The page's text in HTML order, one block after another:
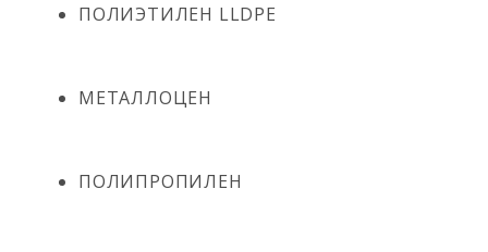
ПОЛИЭТИЛЕН LLDPE
МЕТАЛЛОЦЕН
ПОЛИПРОПИЛЕН